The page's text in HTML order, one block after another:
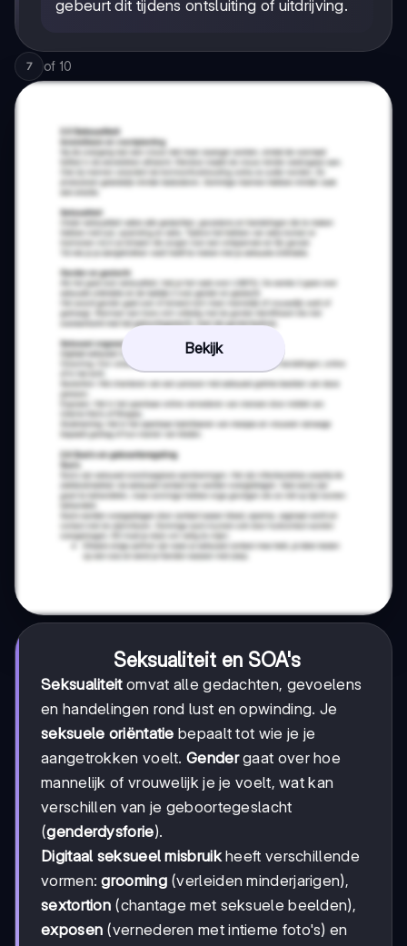
gebeurt dit tijdens ontsluiting of uitdrijving.
7 of 10
Bekijk
Seksualiteit en SOA's
Seksualiteitomvat alle gedachten, gevoelens
en handelingen rond lust en opwinding. Je
seksuele oriëntatie bepaalt tot wie je je
aangetrokken voelt.Gendergaat over hoe
mannelijk of vrouwelijk je je voelt, wat kan
verschillen van je geboortegeslacht
(genderdysforie).
Digitaal seksueel misbruikheeft verschillende
vormen:grooming(verleiden minderjarigen),
sextortion (chantage met seksuele beelden),
exposen (vernederen met intieme foto's) en